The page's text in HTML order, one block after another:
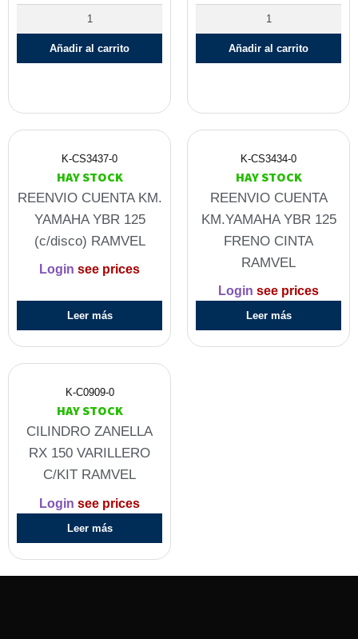
Añadir al carrito Añadir al carrito
K-CS3437-0
HAY STOCK
REENVIO CUENTA KM.
YAMAHA YBR 125
(c/disco) RAMVEL
Login see prices
Leer más
K-CS3434-0
HAY STOCK
REENVIO CUENTA
KM.YAMAHA YBR 125
FRENO CINTA
RAMVEL
Login see prices
Leer más
K-C0909-0
HAY STOCK
CILINDRO ZANELLA
RX 150 VARILLERO
C/KIT RAMVEL
Login see prices
Leer más